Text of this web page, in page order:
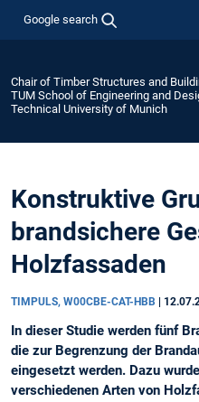
Google search
Chair of Timber Structures and
TUM School of Engineering and
Technical University of Munich
Konstruktive
brandsichere
Holzfassaden
TIMPULS, W00CBE-CAT-HBB
In dieser Studie werden fünf
die zur Begrenzung der
eingesetzt werden. Dazu
verschiedenen Arten von